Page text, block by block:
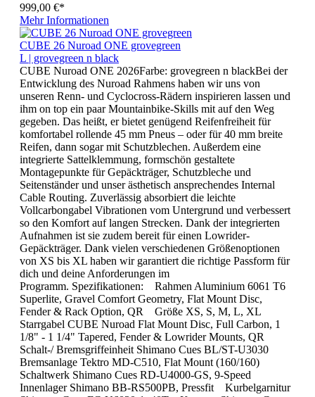
999,00 €*
Mehr Informationen
CUBE 26 Nuroad ONE grovegreen
L | grovegreen n black
CUBE Nuroad ONE 2026Farbe: grovegreen n blackBei der
Entwicklung des Nuroad Rahmens haben wir uns von
unseren Renn- und Cyclocross-Rädern inspirieren lassen und
ihm on top ein paar Mountainbike-Skills mit auf den Weg
gegeben. Das heißt, er bietet genügend Reifenfreiheit für
komfortabel rollende 45 mm Pneus – oder für 40 mm breite
Reifen, dann sogar mit Schutzblechen. Außerdem eine
integrierte Sattelklemmung, formschön gestaltete
Montagepunkte für Gepäckträger, Schutzbleche und
Seitenständer und unser ästhetisch ansprechendes Internal
Cable Routing. Zuverlässig absorbiert die leichte
Vollcarbongabel Vibrationen vom Untergrund und verbessert
so den Komfort auf langen Strecken. Dank der integrierten
Aufnahmen ist sie zudem bereit für einen Lowrider-
Gepäckträger. Dank vielen verschiedenen Größenoptionen
von XS bis XL haben wir garantiert die richtige Passform für
dich und deine Anforderungen im
Programm. Spezifikationen: Rahmen Aluminium 6061 T6
Superlite, Gravel Comfort Geometry, Flat Mount Disc,
Fender & Rack Option, QR Größe XS, S, M, L, XL
Starrgabel CUBE Nuroad Flat Mount Disc, Full Carbon, 1
1/8" - 1 1/4" Tapered, Fender & Lowrider Mounts, QR
Schalt-/ Bremsgriffeinheit Shimano Cues BL/ST-U3030
Bremsanlage Tektro MD-C510, Flat Mount (160/160)
Schaltwerk Shimano Cues RD-U4000-GS, 9-Speed
Innenlager Shimano BB-RS500PB, Pressfit Kurbelgarnitur